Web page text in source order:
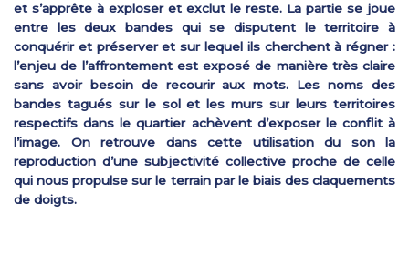
et s’apprête à exploser et exclut le reste. La partie se joue
entre les deux bandes qui se disputent le territoire à
conquérir et préserver et sur lequel ils cherchent à régner :
l’enjeu de l’affrontement est exposé de manière très claire
sans avoir besoin de recourir aux mots. Les noms des
bandes tagués sur le sol et les murs sur leurs territoires
respectifs dans le quartier achèvent d’exposer le conflit à
l’image. On retrouve dans cette utilisation du son la
reproduction d’une subjectivité collective proche de celle
qui nous propulse sur le terrain par le biais des claquements
de doigts.